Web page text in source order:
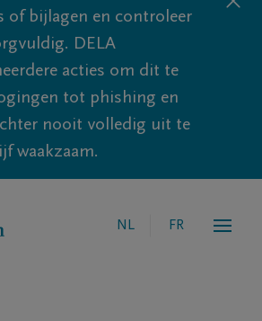
of bijlagen en controleer
DELA
acties om dit te
tot phishing en
nooit volledig uit te
waakzaam.
NL FR